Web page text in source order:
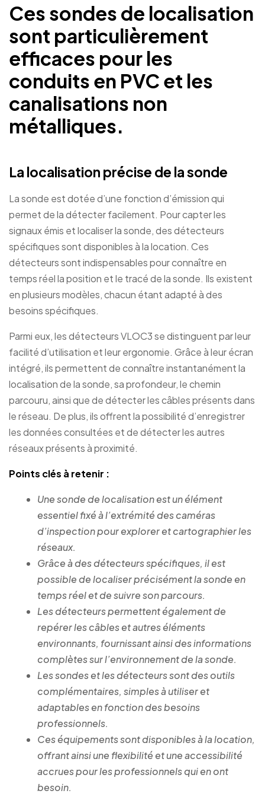
Ces sondes de localisation
sont particulièrement
efficaces pour les
conduits en PVC et les
canalisations non
métalliques.
La localisation précise de la sonde
La sonde est dotée d’une fonction d’émission qui
permet de la détecter facilement. Pour capter les
signaux émis et localiser la sonde, des détecteurs
spécifiques sont disponibles à la location. Ces
détecteurs sont indispensables pour connaître en
temps réel la position et le tracé de la sonde. Ils existent
en plusieurs modèles, chacun étant adapté à des
besoins spécifiques.
Parmi eux, les détecteurs VLOC3 se distinguent par leur
facilité d’utilisation et leur ergonomie. Grâce à leur écran
intégré, ils permettent de connaître instantanément la
localisation de la sonde, sa profondeur, le chemin
parcouru, ainsi que de détecter les câbles présents dans
le réseau. De plus, ils offrent la possibilité d’enregistrer
les données consultées et de détecter les autres
réseaux présents à proximité.
Points clés à retenir :
Une sonde de localisation est un élément
essentiel fixé à l’extrémité des caméras
d’inspection pour explorer et cartographier les
réseaux.
Grâce à des détecteurs spécifiques, il est
possible de localiser précisément la sonde en
temps réel et de suivre son parcours.
Les détecteurs permettent également de
repérer les câbles et autres éléments
environnants, fournissant ainsi des informations
complètes sur l’environnement de la sonde.
Les sondes et les détecteurs sont des outils
complémentaires, simples à utiliser et
adaptables en fonction des besoins
professionnels.
Ces équipements sont disponibles à la location,
offrant ainsi une flexibilité et une accessibilité
accrues pour les professionnels qui en ont
besoin.